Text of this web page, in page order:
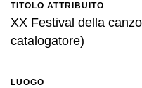
TITOLO ATTRIBUITO
XX Festival della
catalogatore)
LUOGO